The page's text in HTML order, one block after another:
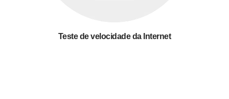
Teste de velocidade da Internet